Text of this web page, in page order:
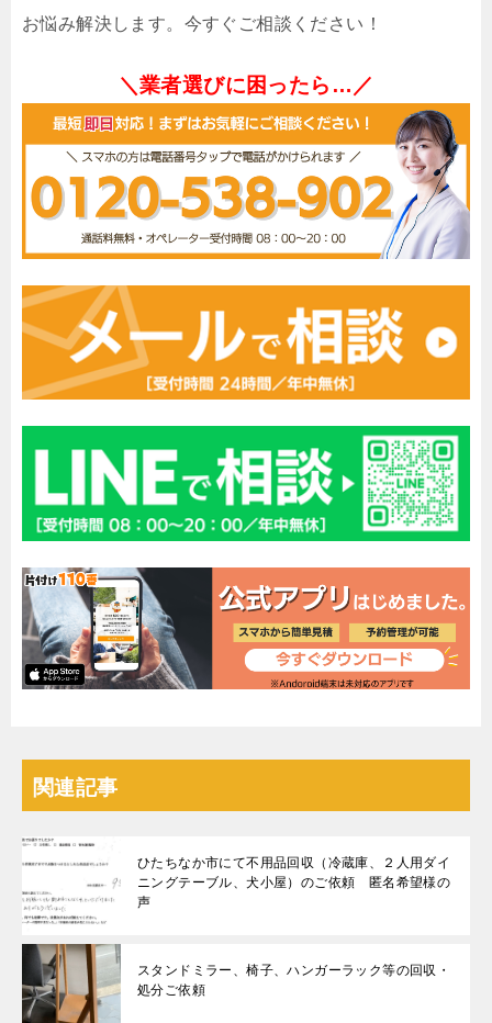
お悩み解決します。今すぐご相談ください！
＼業者選びに困ったら…／
関連記事
ひたちなか市にて不用品回収（冷蔵庫、２人用ダイ
ニングテーブル、犬小屋）のご依頼 匿名希望様の
声
スタンドミラー、椅子、ハンガーラック等の回収・
処分ご依頼